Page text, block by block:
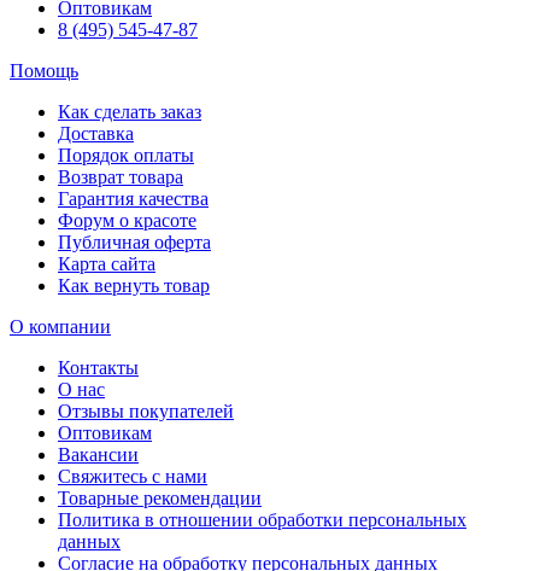
Оптовикам
8 (495) 545-47-87
Помощь
Как сделать заказ
Доставка
Порядок оплаты
Возврат товара
Гарантия качества
Форум о красоте
Публичная оферта
Карта сайта
Как вернуть товар
О компании
Контакты
О нас
Отзывы покупателей
Оптовикам
Вакансии
Свяжитесь с нами
Товарные рекомендации
Политика в отношении обработки персональных
данных
Согласие на обработку персональных данных